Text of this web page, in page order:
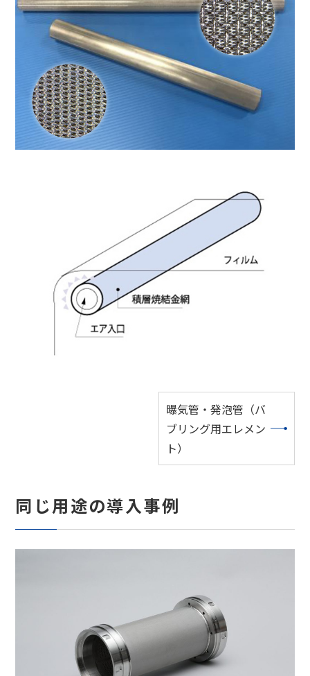
曝気管・発泡管（バ
ブリング用エレメン
ト）
同じ用途の導入事例